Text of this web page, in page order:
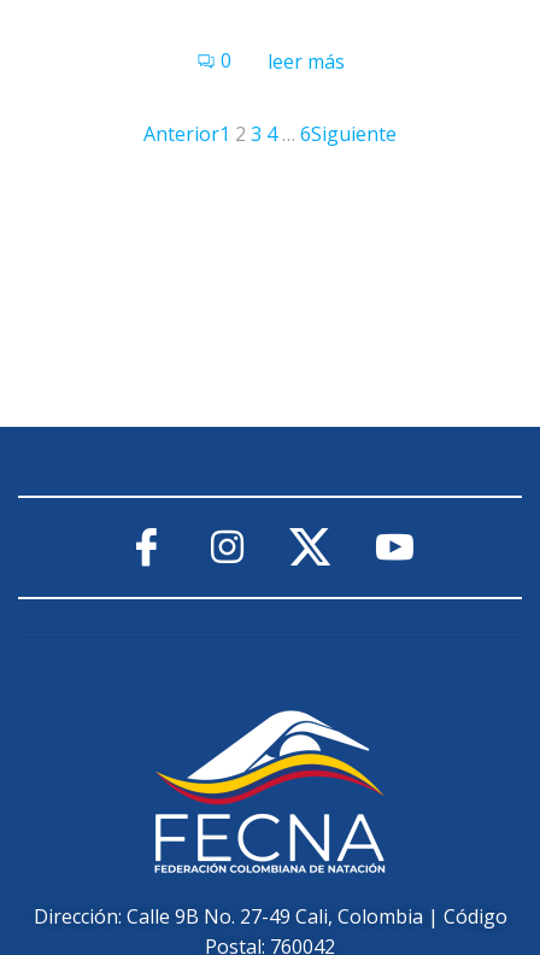
0 leer más
Anterior1 2 3 4 … 6Siguiente
Dirección: Calle 9B No. 27-49 Cali, Colombia | Código
Postal: 760042